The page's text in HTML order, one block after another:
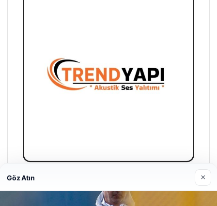
Trend Yapı Akustik
Göz Atın ×